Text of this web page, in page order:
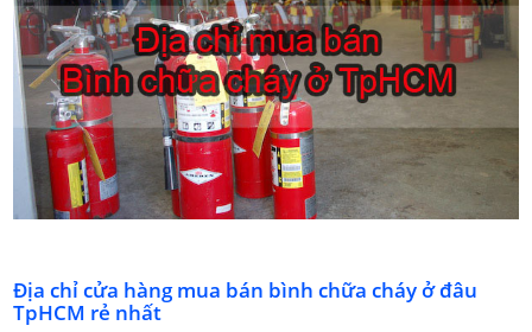
Địa chỉ cửa hàng mua bán bình chữa cháy ở đâu
TpHCM rẻ nhất